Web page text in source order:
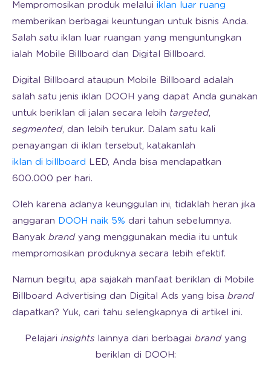
Mempromosikan produk melalui iklan luar ruang
memberikan berbagai keuntungan untuk bisnis Anda.
Salah satu iklan luar ruangan yang menguntungkan
ialah Mobile Billboard dan Digital Billboard.
Digital Billboard ataupun Mobile Billboard adalah
salah satu jenis iklan DOOH yang dapat Anda gunakan
untuk beriklan di jalan secara lebih targeted,
segmented, dan lebih terukur. Dalam satu kali
penayangan di iklan tersebut, katakanlah
iklan di billboard LED, Anda bisa mendapatkan
600.000 per hari.
Oleh karena adanya keunggulan ini, tidaklah heran jika
anggaran DOOH naik 5% dari tahun sebelumnya.
Banyak brand yang menggunakan media itu untuk
mempromosikan produknya secara lebih efektif.
Namun begitu, apa sajakah manfaat beriklan di Mobile
Billboard Advertising dan Digital Ads yang bisa brand
dapatkan? Yuk, cari tahu selengkapnya di artikel ini.
Pelajari insightslainnya dari berbagai brandyang
beriklan di DOOH: